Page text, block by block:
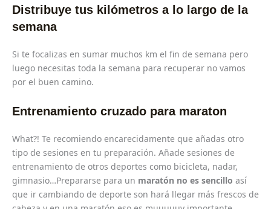
Distribuye tus kilómetros a lo largo de la
semana
Si te focalizas en sumar muchos km el fin de semana pero
luego necesitas toda la semana para recuperar no vamos
por el buen camino.
Entrenamiento cruzado para maraton
What?! Te recomiendo encarecidamente que añadas otro
tipo de sesiones en tu preparación. Añade sesiones de
entrenamiento de otros deportes como bicicleta, nadar,
gimnasio…Prepararse para un maratón no es sencillo así
que ir cambiando de deporte son hará llegar más frescos de